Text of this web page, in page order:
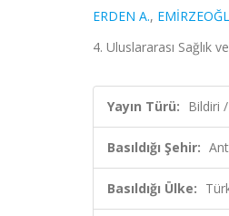
ERDEN A.,
4. Uluslararası Sağlık
Yayın Türü: Bildiri
Basıldığı Şehir:
Basıldığı Ülke: